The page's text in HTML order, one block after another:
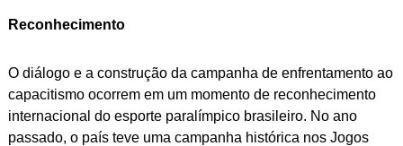
Reconhecimento
O diálogo e a construção da campanha de enfrentamento ao
capacitismo ocorrem em um momento de reconhecimento
internacional do esporte paralímpico brasileiro. No ano
passado, o país teve uma campanha histórica nos Jogos